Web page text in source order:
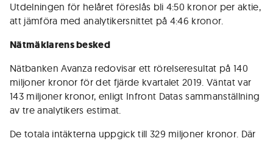
Utdelningen för helåret föreslås bli 4:50 kronor per aktie,
att jämföra med analytikersnittet på 4:46 kronor.
Nätmäklarens besked
Nätbanken Avanza redovisar ett rörelseresultat på 140
miljoner kronor för det fjärde kvartalet 2019. Väntat var
143 miljoner kronor, enligt Infront Datas sammanställning
av tre analytikers estimat.
De totala intäkterna uppgick till 329 miljoner kronor. Där